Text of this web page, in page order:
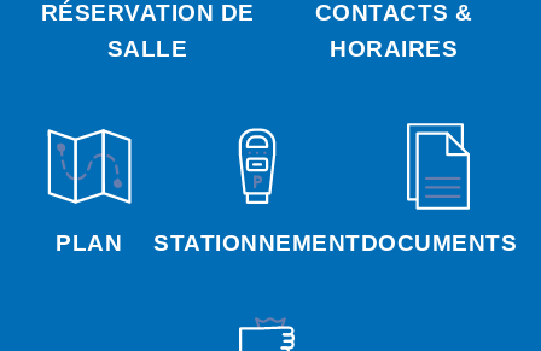
RÉSERVATION DE
SALLE
CONTACTS &
HORAIRES
PLAN STATIONNEMENTDOCUMENTS